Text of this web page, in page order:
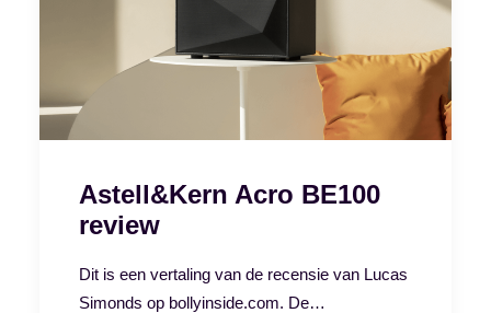
Astell&Kern Acro BE100
review
Dit is een vertaling van de recensie van Lucas
Simonds op bollyinside.com. De…